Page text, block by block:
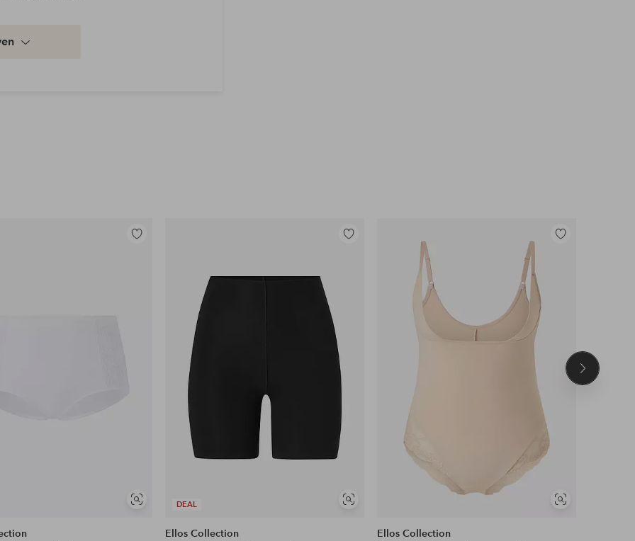
Soortgelijke
Toevoegen
DEAL
Soortgelijke
Toevoegen
Ellos Collection
Soortgelijke
Toevoegen
Ellos Collection
Volgend